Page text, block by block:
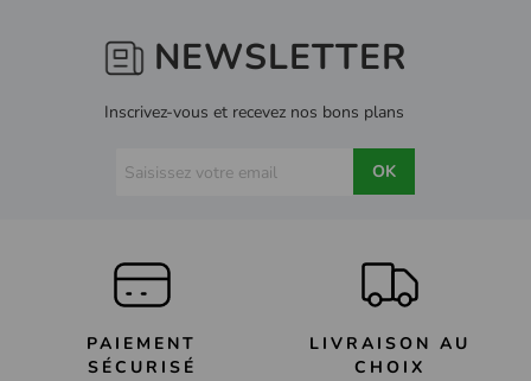
NEWSLETTER
Inscrivez-vous et recevez nos bons plans
OK
PAIEMENT
SÉCURISÉ
LIVRAISON AU
CHOIX